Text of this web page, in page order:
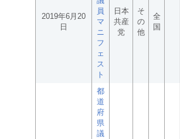
2019年6月20
日
員
マ
ニ
フ
ェ
ス
ト
日本
共産
党
そ
の
他
全
国
都
道
府
県
議